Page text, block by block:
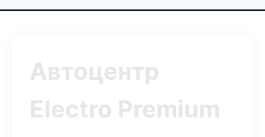
Автоцентр
Electro Premium